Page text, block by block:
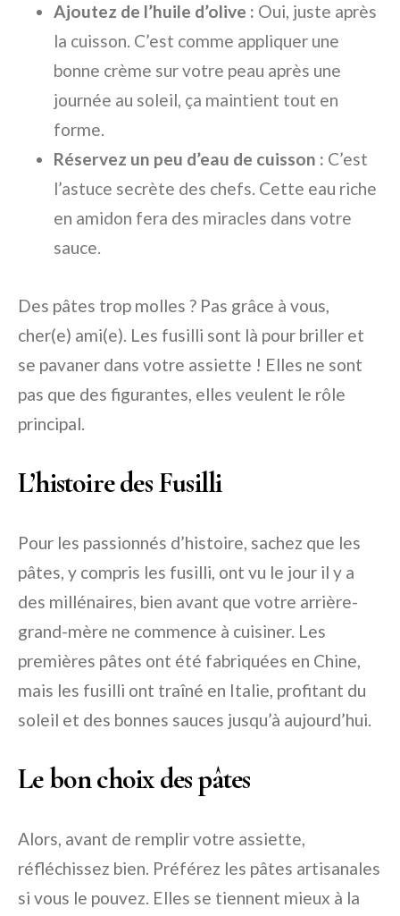
Ajoutez de l’huile d’olive : Oui, juste après
la cuisson. C’est comme appliquer une
bonne crème sur votre peau après une
journée au soleil, ça maintient tout en
forme.
Réservez un peu d’eau de cuisson : C’est
l’astuce secrète des chefs. Cette eau riche
en amidon fera des miracles dans votre
sauce.
Des pâtes trop molles ? Pas grâce à vous,
cher(e) ami(e). Les fusilli sont là pour briller et
se pavaner dans votre assiette ! Elles ne sont
pas que des figurantes, elles veulent le rôle
principal.
L’histoire des Fusilli
Pour les passionnés d’histoire, sachez que les
pâtes, y compris les fusilli, ont vu le jour il y a
des millénaires, bien avant que votre arrière-
grand-mère ne commence à cuisiner. Les
premières pâtes ont été fabriquées en Chine,
mais les fusilli ont traîné en Italie, profitant du
soleil et des bonnes sauces jusqu’à aujourd’hui.
Le bon choix des pâtes
Alors, avant de remplir votre assiette,
réfléchissez bien. Préférez les pâtes artisanales
si vous le pouvez. Elles se tiennent mieux à la